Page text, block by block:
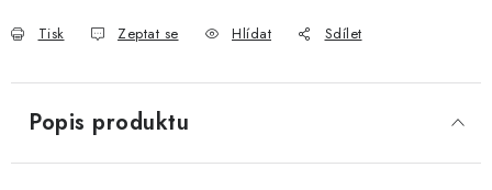
Tisk Zeptat se Hlídat Sdílet
Popis produktu